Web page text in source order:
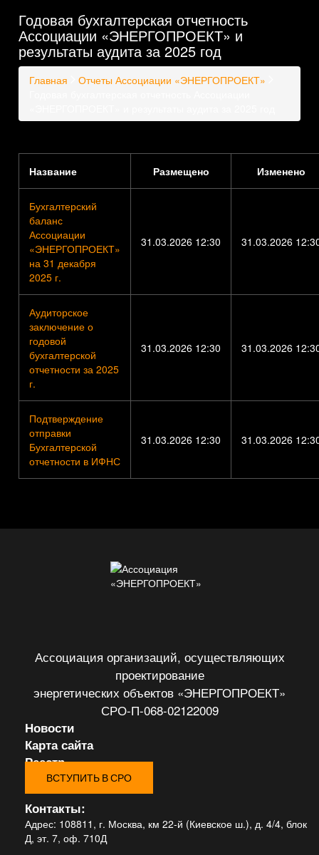
Годовая бухгалтерская отчетность
Ассоциации «ЭНЕРГОПРОЕКТ» и
результаты аудита за 2025 год
Главная
Отчеты Ассоциации «ЭНЕРГОПРОЕКТ»
Название Размещено Изменено
Бухгалтерский
баланс
Ассоциации
«ЭНЕРГОПРОЕКТ»
на 31 декабря
2025 г.
31.03.2026 12:30 31.03.2026
Аудиторское
заключение о
годовой
бухгалтерской
отчетности за 2025
г.
31.03.2026 12:30 31.03.2026
Подтверждение
отправки
Бухгалтерской
отчетности в ИФНС
31.03.2026 12:30 31.03.2026
Ассоциация организаций, осуществляющих
проектирование
энергетических объектов «ЭНЕРГОПРОЕКТ»
СРО-П-068-02122009
Новости
Карта сайта
Реестр
ВСТУПИТЬ В СРО
Контакты:
Адрес: 108811, г. Москва, км 22-й (Киевское ш.), д. 4/4, блок
Д, эт. 7, оф. 710Д